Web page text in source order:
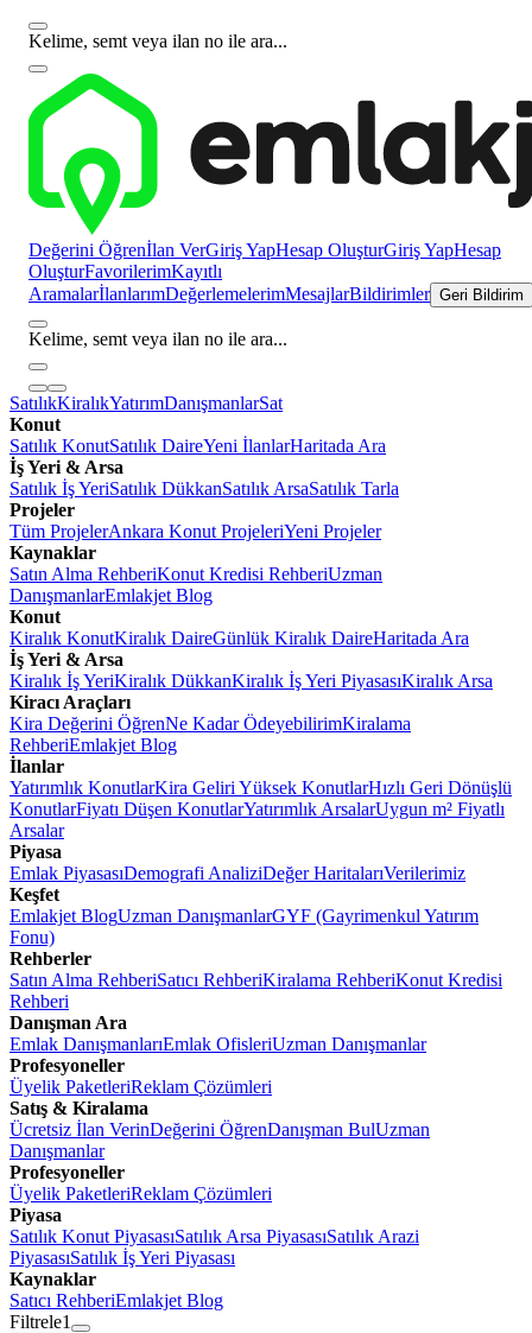
Kelime, semt veya ilan no ile ara...
Değerini Öğrenİlan VerGiriş YapHesap OluşturGiriş YapHesap
OluşturFavorilerimKayıtlı
AramalarİlanlarımDeğerlemelerimMesajlarBildirimler Geri Bildirim
Kelime, semt veya ilan no ile ara...
SatılıkKiralıkYatırımDanışmanlarSat
Konut
Satılık KonutSatılık DaireYeni İlanlarHaritada Ara
İş Yeri & Arsa
Satılık İş YeriSatılık DükkanSatılık ArsaSatılık Tarla
Projeler
Tüm ProjelerAnkara Konut ProjeleriYeni Projeler
Kaynaklar
Satın Alma RehberiKonut Kredisi RehberiUzman
DanışmanlarEmlakjet Blog
Konut
Kiralık KonutKiralık DaireGünlük Kiralık DaireHaritada Ara
İş Yeri & Arsa
Kiralık İş YeriKiralık DükkanKiralık İş Yeri PiyasasıKiralık Arsa
Kiracı Araçları
Kira Değerini ÖğrenNe Kadar ÖdeyebilirimKiralama
RehberiEmlakjet Blog
İlanlar
Yatırımlık KonutlarKira Geliri Yüksek KonutlarHızlı Geri Dönüşlü
KonutlarFiyatı Düşen KonutlarYatırımlık ArsalarUygun m² Fiyatlı
Arsalar
Piyasa
Emlak PiyasasıDemografi AnaliziDeğer HaritalarıVerilerimiz
Keşfet
Emlakjet BlogUzman DanışmanlarGYF (Gayrimenkul Yatırım
Fonu)
Rehberler
Satın Alma RehberiSatıcı RehberiKiralama RehberiKonut Kredisi
Rehberi
Danışman Ara
Emlak DanışmanlarıEmlak OfisleriUzman Danışmanlar
Profesyoneller
Üyelik PaketleriReklam Çözümleri
Satış & Kiralama
Ücretsiz İlan VerinDeğerini ÖğrenDanışman BulUzman
Danışmanlar
Profesyoneller
Üyelik PaketleriReklam Çözümleri
Piyasa
Satılık Konut PiyasasıSatılık Arsa PiyasasıSatılık Arazi
PiyasasıSatılık İş Yeri Piyasası
Kaynaklar
Satıcı RehberiEmlakjet Blog
Filtrele1